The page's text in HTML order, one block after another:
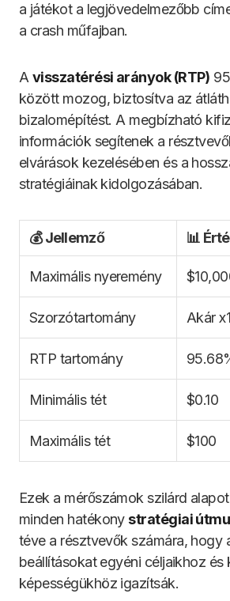
a játékot a legjövedelmezőbb
a crash műfajban.
A visszatérési arányok (RTP)
között mozog, biztosítva az
bizalomépítést. A megbízható
információk segítenek a
elvárások kezelésében és a
stratégiáinak kidolgozásában.
💰 Jellemző 📊
Maximális nyeremény
Szorzótartomány Akár
RTP tartomány
Minimális tét $0.10
Maximális tét $100
Ezek a mérőszámok szilárd
minden hatékony stratégiai
téve a résztvevők számára, hogy
beállításokat egyéni céljaikhoz és
képességükhöz igazítsák.